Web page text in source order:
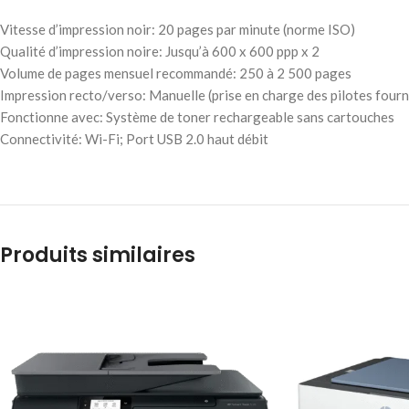
Vitesse d’impression noir: 20 pages par minute (norme ISO)
Qualité d’impression noire: Jusqu’à 600 x 600 ppp x 2
Volume de pages mensuel recommandé: 250 à 2 500 pages
Impression recto/verso: Manuelle (prise en charge des pilotes
Fonctionne avec: Système de toner rechargeable sans cartouches
Connectivité: Wi-Fi; Port USB 2.0 haut débit
Produits similaires